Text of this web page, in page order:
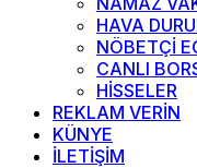
HAVA
NÖBETÇİ
CANLI
HİSSELER
REKLAM VERİN
KÜNYE
İLETİŞİM